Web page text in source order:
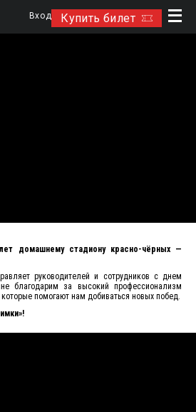
Купить билет
Вход
домашнему стадиону красно-чёрных —
руководителей и сотрудников с днем
благодарим за высокий профессионализм
помогают нам добиваться новых побед.